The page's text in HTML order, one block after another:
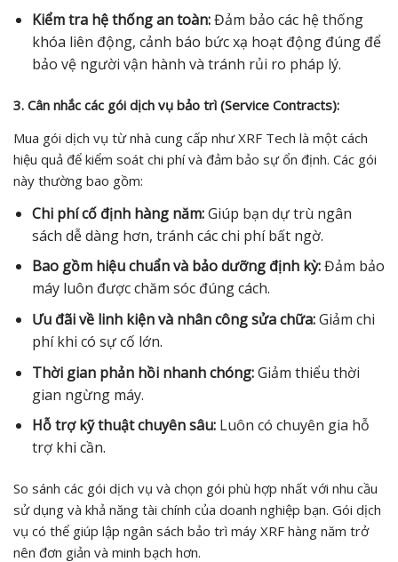
Kiểm tra hệ thống an toàn:Đảm bảo các hệ thống
khóa liên động, cảnh báo bức xạ hoạt động đúng để
bảo vệ người vận hành và tránh rủi ro pháp lý.
3. Cân nhắc các gói dịch vụ bảo trì (Service Contracts):
Mua gói dịch vụ từ nhà cung cấp như XRF Tech là một cách
hiệu quả để kiểm soát chi phí và đảm bảo sự ổn định. Các gói
này thường bao gồm:
Chi phí cố định hàng năm:Giúp bạn dự trù ngân
sách dễ dàng hơn, tránh các chi phí bất ngờ.
Bao gồm hiệu chuẩn và bảo dưỡng định kỳ:Đảm bảo
máy luôn được chăm sóc đúng cách.
Ưu đãi về linh kiện và nhân công sửa chữa:Giảm chi
phí khi có sự cố lớn.
Thời gian phản hồi nhanh chóng:Giảm thiểu thời
gian ngừng máy.
Hỗ trợ kỹ thuật chuyên sâu:Luôn có chuyên gia hỗ
trợ khi cần.
So sánh các gói dịch vụ và chọn gói phù hợp nhất với nhu cầu
sử dụng và khả năng tài chính của doanh nghiệp bạn. Gói dịch
vụ có thể giúp lập ngân sách bảo trì máy XRF hàng năm trở
nên đơn giản và minh bạch hơn.